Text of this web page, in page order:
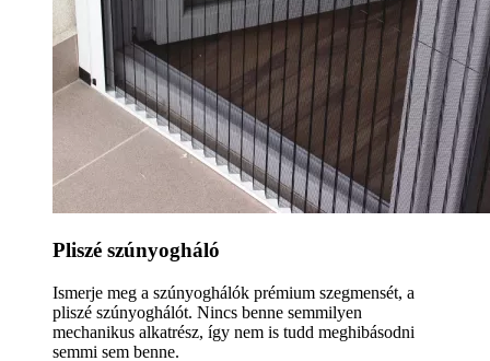
Pliszé szúnyogháló
Ismerje meg a szúnyoghálók prémium szegmensét, a
pliszé szúnyoghálót. Nincs benne semmilyen
mechanikus alkatrész, így nem is tudd meghibásodni
semmi sem benne.